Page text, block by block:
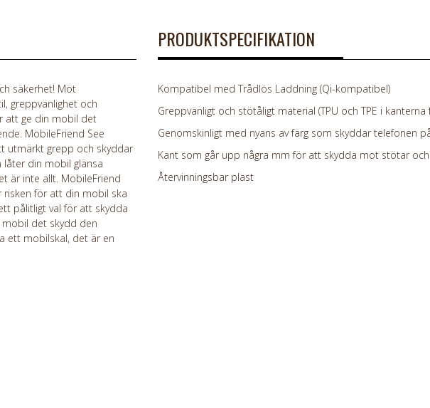
säkerhet! Möt
greppvänlighet och
att ge din mobil det
MobileFriend See
utmärkt grepp och skyddar
din mobil glänsa
är inte allt. MobileFriend
risken för att din mobil ska
pålitligt val för att skydda
mobil det skydd den
ett mobilskal, det är en
PRODUKTSPECIFIKATION
Kompatibel med Trådlös Laddning (Qi-kompatibel)
Greppvänligt och stötåligt material (TPU och TPE i
Genomskinligt med nyans av färg som skyddar telefonen
Kant som går upp några mm för att skydda mot stötar
Återvinningsbar plast